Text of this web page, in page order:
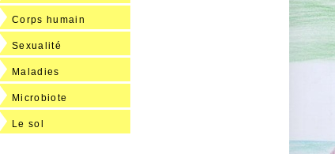
Corps humain
Sexualité
Maladies
Microbiote
Le sol